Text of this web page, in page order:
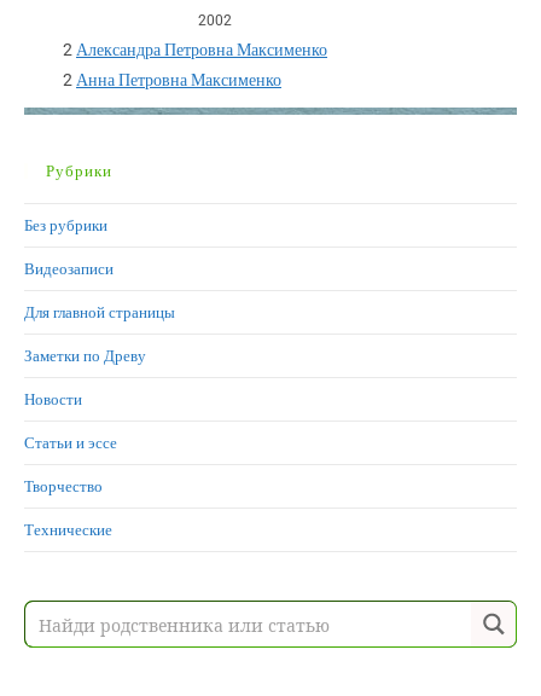
2002
2 Александра Петровна Максименко
2 Анна Петровна Максименко
Рубрики
Без рубрики
Видеозаписи
Для главной страницы
Заметки по Древу
Новости
Статьи и эссе
Творчество
Технические